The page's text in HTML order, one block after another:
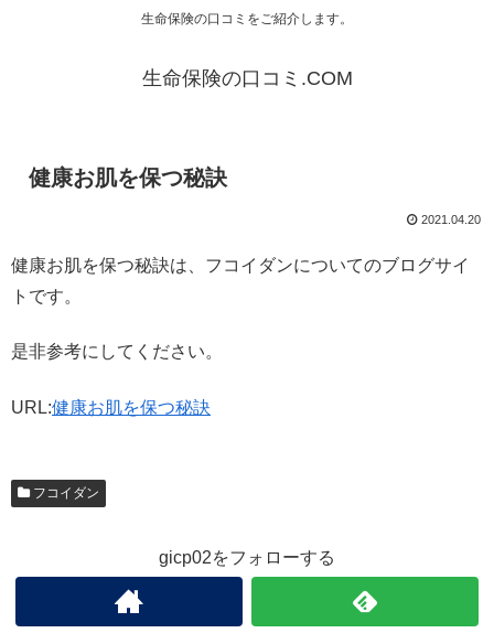
生命保険の口コミをご紹介します。
生命保険の口コミ.COM
健康お肌を保つ秘訣
2021.04.20
健康お肌を保つ秘訣は、フコイダンについてのブログサイ
トです。
是非参考にしてください。
URL:健康お肌を保つ秘訣
フコイダン
gicp02をフォローする